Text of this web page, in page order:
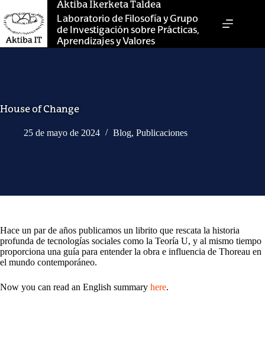
al
contenido
Aktiba Ikerketa Taldea
Laboratorio de Filosofía y Grupo
de Investigación sobre Prácticas,
Aprendizajes y Valores
House of Change
25 de mayo de 2024 Blog, Publicaciones
Hace un par de años publicamos un librito que rescata la historia
profunda de tecnologías sociales como la Teoría U, y al mismo tiempo
proporciona una guía para entender la obra e influencia de Thoreau en
el mundo contemporáneo.
Now you can read an English summary here.